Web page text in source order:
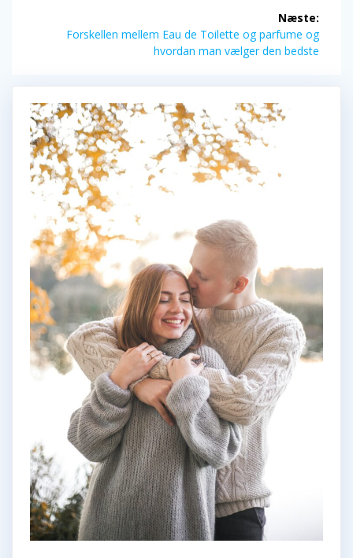
Næste:
Næste
Forskellen mellem Eau de Toilette og parfume og
hvordan man vælger den bedste